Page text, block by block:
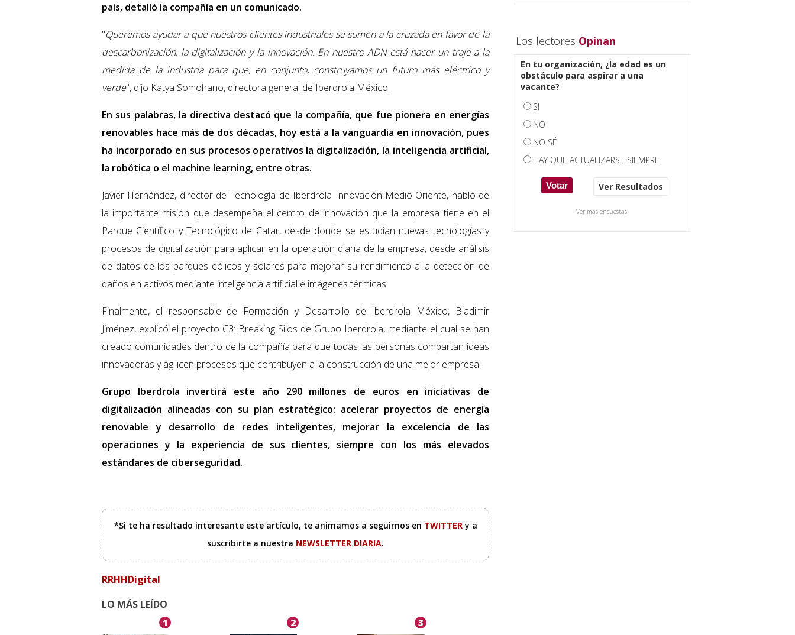
país, detalló la compañía en un comunicado.
"Queremos ayudar a que nuestros clientes industriales se sumen a la cruzada en favor de la
descarbonización, la digitalización y la innovación. En nuestro ADN está hacer un traje a la
medida de la industria para que, en conjunto, construyamos un futuro más eléctrico y
verde", dijo Katya Somohano, directora general de Iberdrola México.
En sus palabras, la directiva destacó que la compañía, que fue pionera en energías
renovables hace más de dos décadas, hoy está a la vanguardia en innovación, pues
ha incorporado en sus procesos operativos la digitalización, la inteligencia artificial,
la robótica o el machine learning, entre otras.
Javier Hernández, director de Tecnología de Iberdrola Innovación Medio Oriente, habló de
la importante misión que desempeña el centro de innovación que la empresa tiene en el
Parque Científico y Tecnológico de Catar, desde donde se estudian nuevas tecnologías y
procesos de digitalización para aplicar en la operación diaria de la empresa, desde análisis
de datos de los parques eólicos y solares para mejorar su rendimiento a la detección de
daños en activos mediante inteligencia artificial e imágenes térmicas.
Finalmente, el responsable de Formación y Desarrollo de Iberdrola México, Bladimir
Jiménez, explicó el proyecto C3: Breaking Silos de Grupo Iberdrola, mediante el cual se han
creado comunidades dentro de la compañía para que todas las personas compartan ideas
innovadoras y agilicen procesos que contribuyen a la construcción de una mejor empresa.
Grupo Iberdrola invertirá este año 290 millones de euros en iniciativas de
digitalización alineadas con su plan estratégico: acelerar proyectos de energía
renovable y desarrollo de redes inteligentes, mejorar la excelencia de las
operaciones y la experiencia de sus clientes, siempre con los más elevados
estándares de ciberseguridad.
*Si te ha resultado interesante este artículo, te animamos a seguirnos en TWITTERy a
suscribirte a nuestra NEWSLETTER DIARIA.
RRHHDigital
LO MÁS LEÍDO
1 2 3
Los lectores Opinan
En tu organización, ¿la edad es un
obstáculo para aspirar a una
vacante?
SI
NO
NO SÉ
HAY QUE ACTUALIZARSE SIEMPRE
Ver Resultados
Ver más encuestas